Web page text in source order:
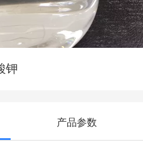
钾
产品参数